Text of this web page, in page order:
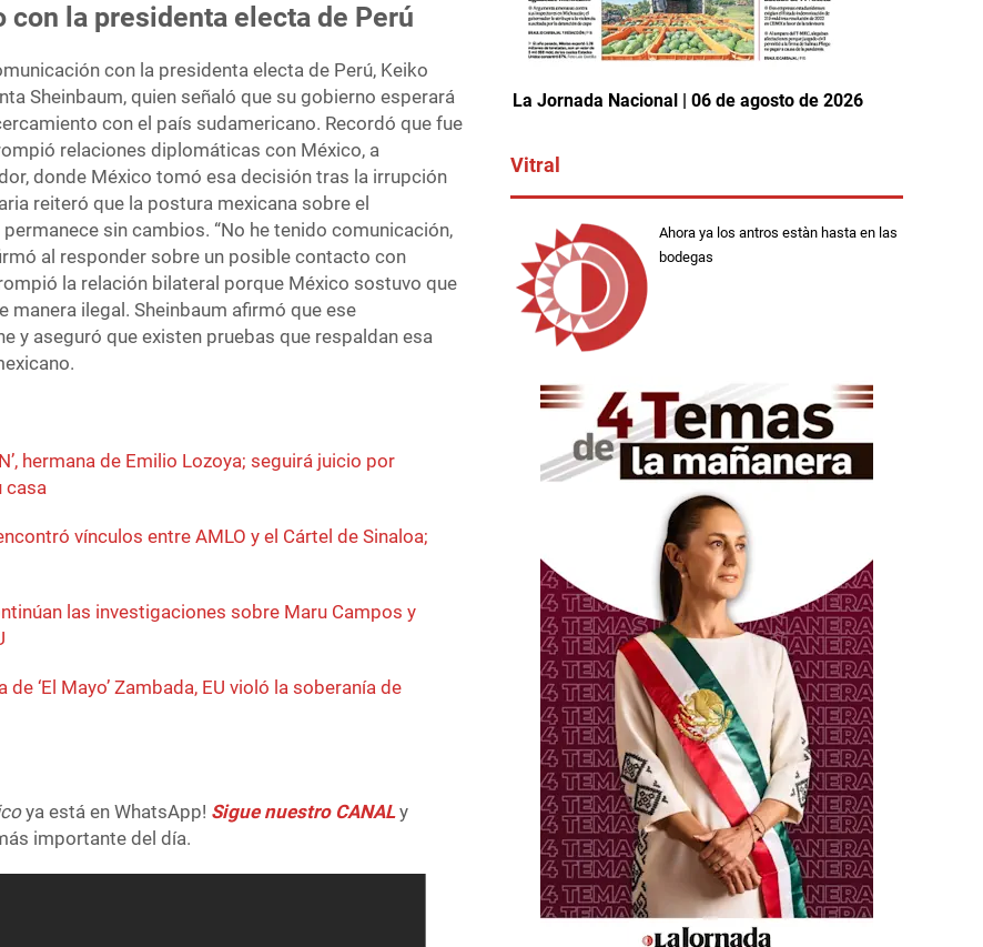
con la presidenta electa de Perú
con la presidenta electa de Perú, Keiko
Sheinbaum, quien señaló que su gobierno esperará
con el país sudamericano. Recordó que fue
relaciones diplomáticas con México, a
donde México tomó esa decisión tras la irrupción
reiteró que la postura mexicana sobre el
sin cambios. “No he tenido comunicación,
al responder sobre un posible contacto con
la relación bilateral porque México sostuvo que
manera ilegal. Sheinbaum afirmó que ese
y aseguró que existen pruebas que respaldan esa
hermana de Emilio Lozoya; seguirá juicio por
casa
vínculos entre AMLO y el Cártel de Sinaloa;
las investigaciones sobre Maru Campos y
‘El Mayo’ Zambada, EU violó la soberanía de
ya está en WhatsApp! Sigue nuestro CANALy
importante del día.
La Jornada Nacional | 06 de agosto de 2026
Vitral
Ahora ya los antros estàn hasta en las
bodegas